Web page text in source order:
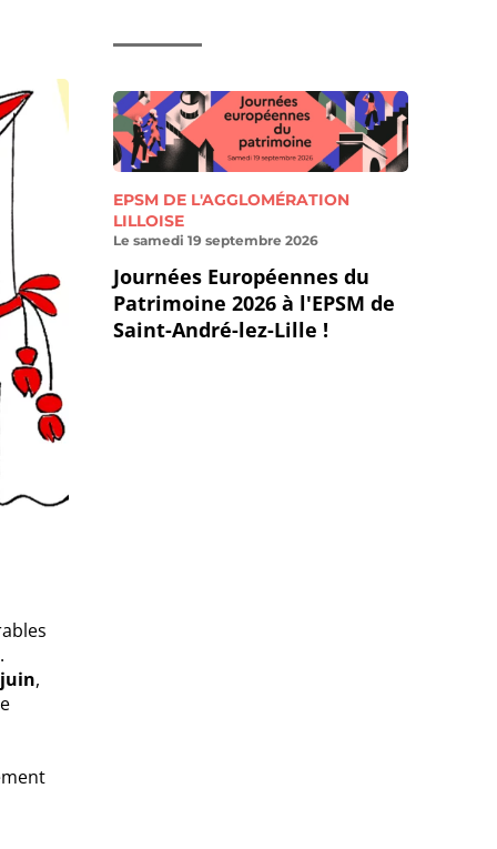
,
EPSM DE L'AGGLOMÉRATION
LILLOISE
Le samedi 19 septembre 2026
Journées Européennes du
Patrimoine 2026 à l'EPSM de
Saint-André-lez-Lille !